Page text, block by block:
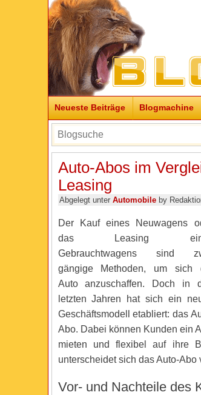
Neueste Beiträge Blogmachine
Auto-Abos im
Leasing
Abgelegt unter Automobileby
Der Kauf eines Neuwagens
das Leasing
Gebrauchtwagens sind
gängige Methoden, um sich
Auto anzuschaffen. Doch in
letzten Jahren hat sich ein
Geschäftsmodell etabliert: das
Abo. Dabei können Kunden ein
mieten und flexibel auf ihre
unterscheidet sich das Auto-
Vor- und Nachteile des